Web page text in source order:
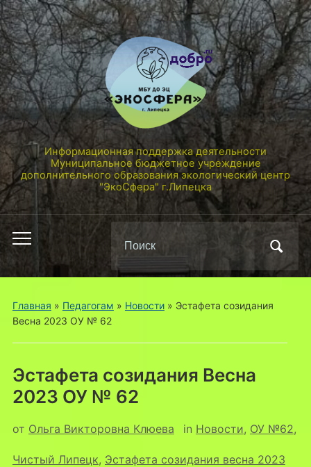
Информационная поддержка деятельности
Муниципальное бюджетное учреждение
дополнительного образования экологический центр
"ЭкоСфера" г.Липецка
Переключить
мобильное
меню
Поиск
по:
Главная » Педагогам » Новости» Эстафета созидания
Весна 2023 ОУ № 62
Эстафета созидания Весна
2023 ОУ № 62
от Ольга Викторовна Клюева in Новости, ОУ №62,
Чистый Липецк, Эстафета созидания весна 2023